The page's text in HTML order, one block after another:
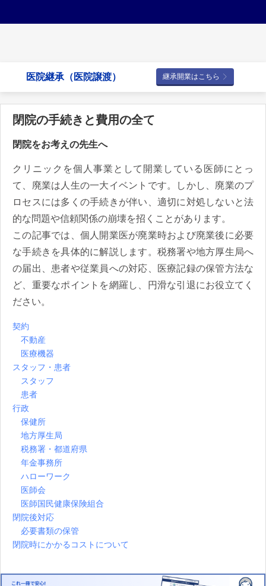
医院継承（医院譲渡） 継承開業はこちら
閉院の手続きと費用の全て
閉院をお考えの先生へ
クリニックを個人事業として開業している医師にとっ
て、廃業は人生の一大イベントです。しかし、廃業のプ
ロセスには多くの手続きが伴い、適切に対処しないと法
的な問題や信頼関係の崩壊を招くことがあります。
この記事では、個人開業医が廃業時および廃業後に必要
な手続きを具体的に解説します。税務署や地方厚生局へ
の届出、患者や従業員への対応、医療記録の保管方法な
ど、重要なポイントを網羅し、円滑な引退にお役立てく
ださい。
契約
不動産
医療機器
スタッフ・患者
スタッフ
患者
行政
保健所
地方厚生局
税務署・都道府県
年金事務所
ハローワーク
医師会
医師国民健康保険組合
閉院後対応
必要書類の保管
閉院時にかかるコストについて